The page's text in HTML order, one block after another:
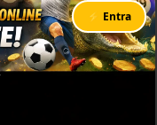
⚡ Entra